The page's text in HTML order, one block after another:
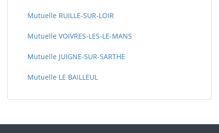
Mutuelle RUILLE-SUR-LOIR
Mutuelle VOIVRES-LES-LE-MANS
Mutuelle JUIGNE-SUR-SARTHE
Mutuelle LE BAILLEUL